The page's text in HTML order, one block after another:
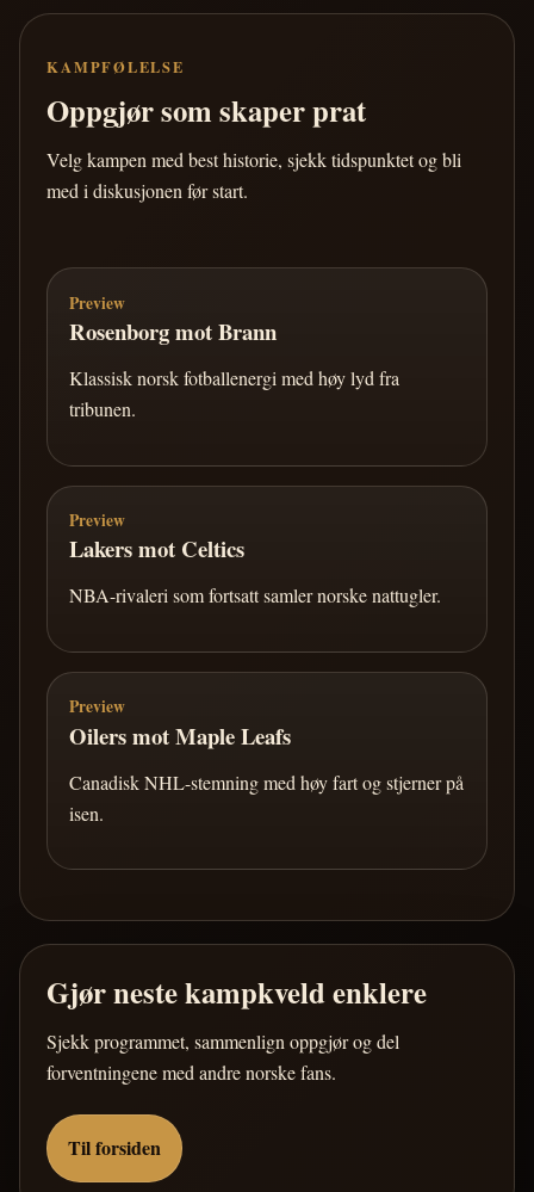
KAMPFØLELSE
Oppgjør som skaper prat
Velg kampen med best historie, sjekk tidspunktet og bli
med i diskusjonen før start.
Preview
Rosenborg mot Brann
Klassisk norsk fotballenergi med høy lyd fra
tribunen.
Preview
Lakers mot Celtics
NBA-rivaleri som fortsatt samler norske nattugler.
Preview
Oilers mot Maple Leafs
Canadisk NHL-stemning med høy fart og stjerner på
isen.
Gjør neste kampkveld enklere
Sjekk programmet, sammenlign oppgjør og del
forventningene med andre norske fans.
Til forsiden